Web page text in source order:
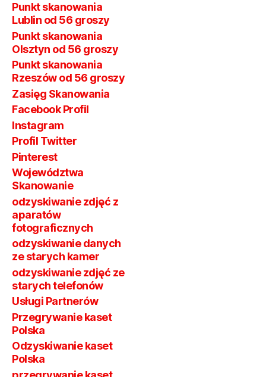
Punkt skanowania
Lublin od 56 groszy
Punkt skanowania
Olsztyn od 56 groszy
Punkt skanowania
Rzeszów od 56 groszy
Zasięg Skanowania
Facebook Profil
Instagram
Profil Twitter
Pinterest
Województwa
Skanowanie
odzyskiwanie zdjęć z
aparatów
fotograficznych
odzyskiwanie danych
ze starych kamer
odzyskiwanie zdjęć ze
starych telefonów
Usługi Partnerów
Przegrywanie kaset
Polska
Odzyskiwanie kaset
Polska